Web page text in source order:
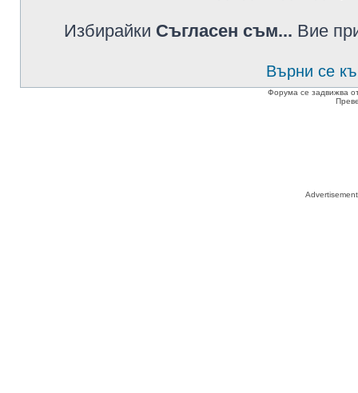
Избирайки Съгласен съм... Вие
Върни се
Форума се задвижва